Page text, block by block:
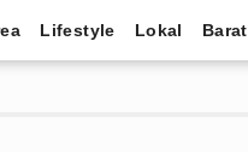
Lifestyle Lokal Barat